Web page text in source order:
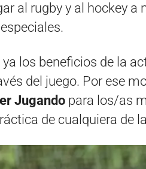
al rugby y al hockey a
los beneficios de la
del juego. Por ese
Jugando para los/as
de cualquiera de